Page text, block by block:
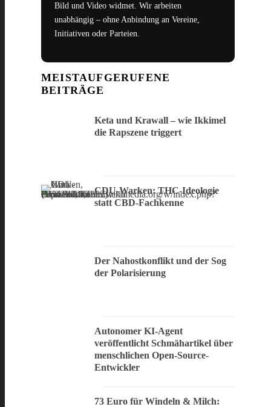
Bild und Video widmet. Wir arbeiten
unabhängig – ohne Anbindung an Vereine,
Initiativen oder Parteien.
MEISTAUFGERUFENE
BEITRÄGE
Keta und Krawall – wie Ikkimel
die Rapszene triggert
CDU-Warken: THC-Ideologie
statt CBD-Fachkenne
Der Nahostkonflikt und der Sog
der Polarisierung
Autonomer KI-Agent
veröffentlicht Schmähartikel über
menschlichen Open-Source-
Entwickler
73 Euro für Windeln & Milch: